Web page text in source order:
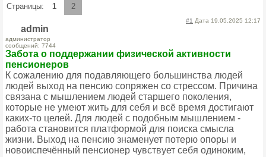
Страницы: 1 2
#1 Дата 19.05.2025 12:17
admin
администратор
сообщений: 7744
Забота о поддержании физической активности
пенсионеров
К сожалению для подавляющего большинства людей
людей выход на пенсию сопряжен со стрессом. Причина
связана с мышлением людей старшего поколения,
которые не умеют жить для себя и всё время достигают
каких-то целей. Для людей с подобным мышлением -
работа становится платформой для поиска смысла
жизни. Выход на пенсию знаменует потерю опоры и
новоиспечённый пенсионер чувствует себя одиноким,